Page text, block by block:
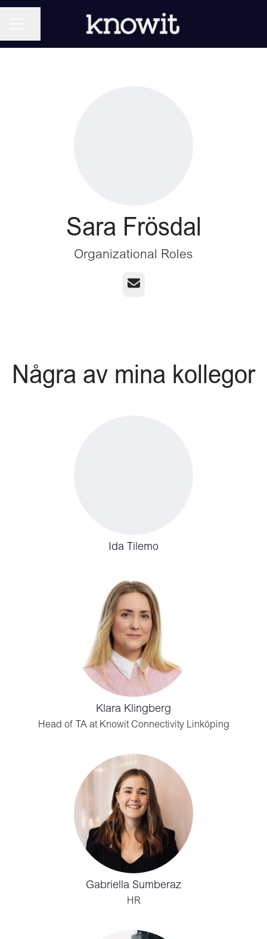
Sara Frösdal
Organizational Roles
E-post
Några av mina kollegor
Ida Tilemo
Klara Klingberg
Head of TA at Knowit Connectivity Linköping
Gabriella Sumberaz
HR